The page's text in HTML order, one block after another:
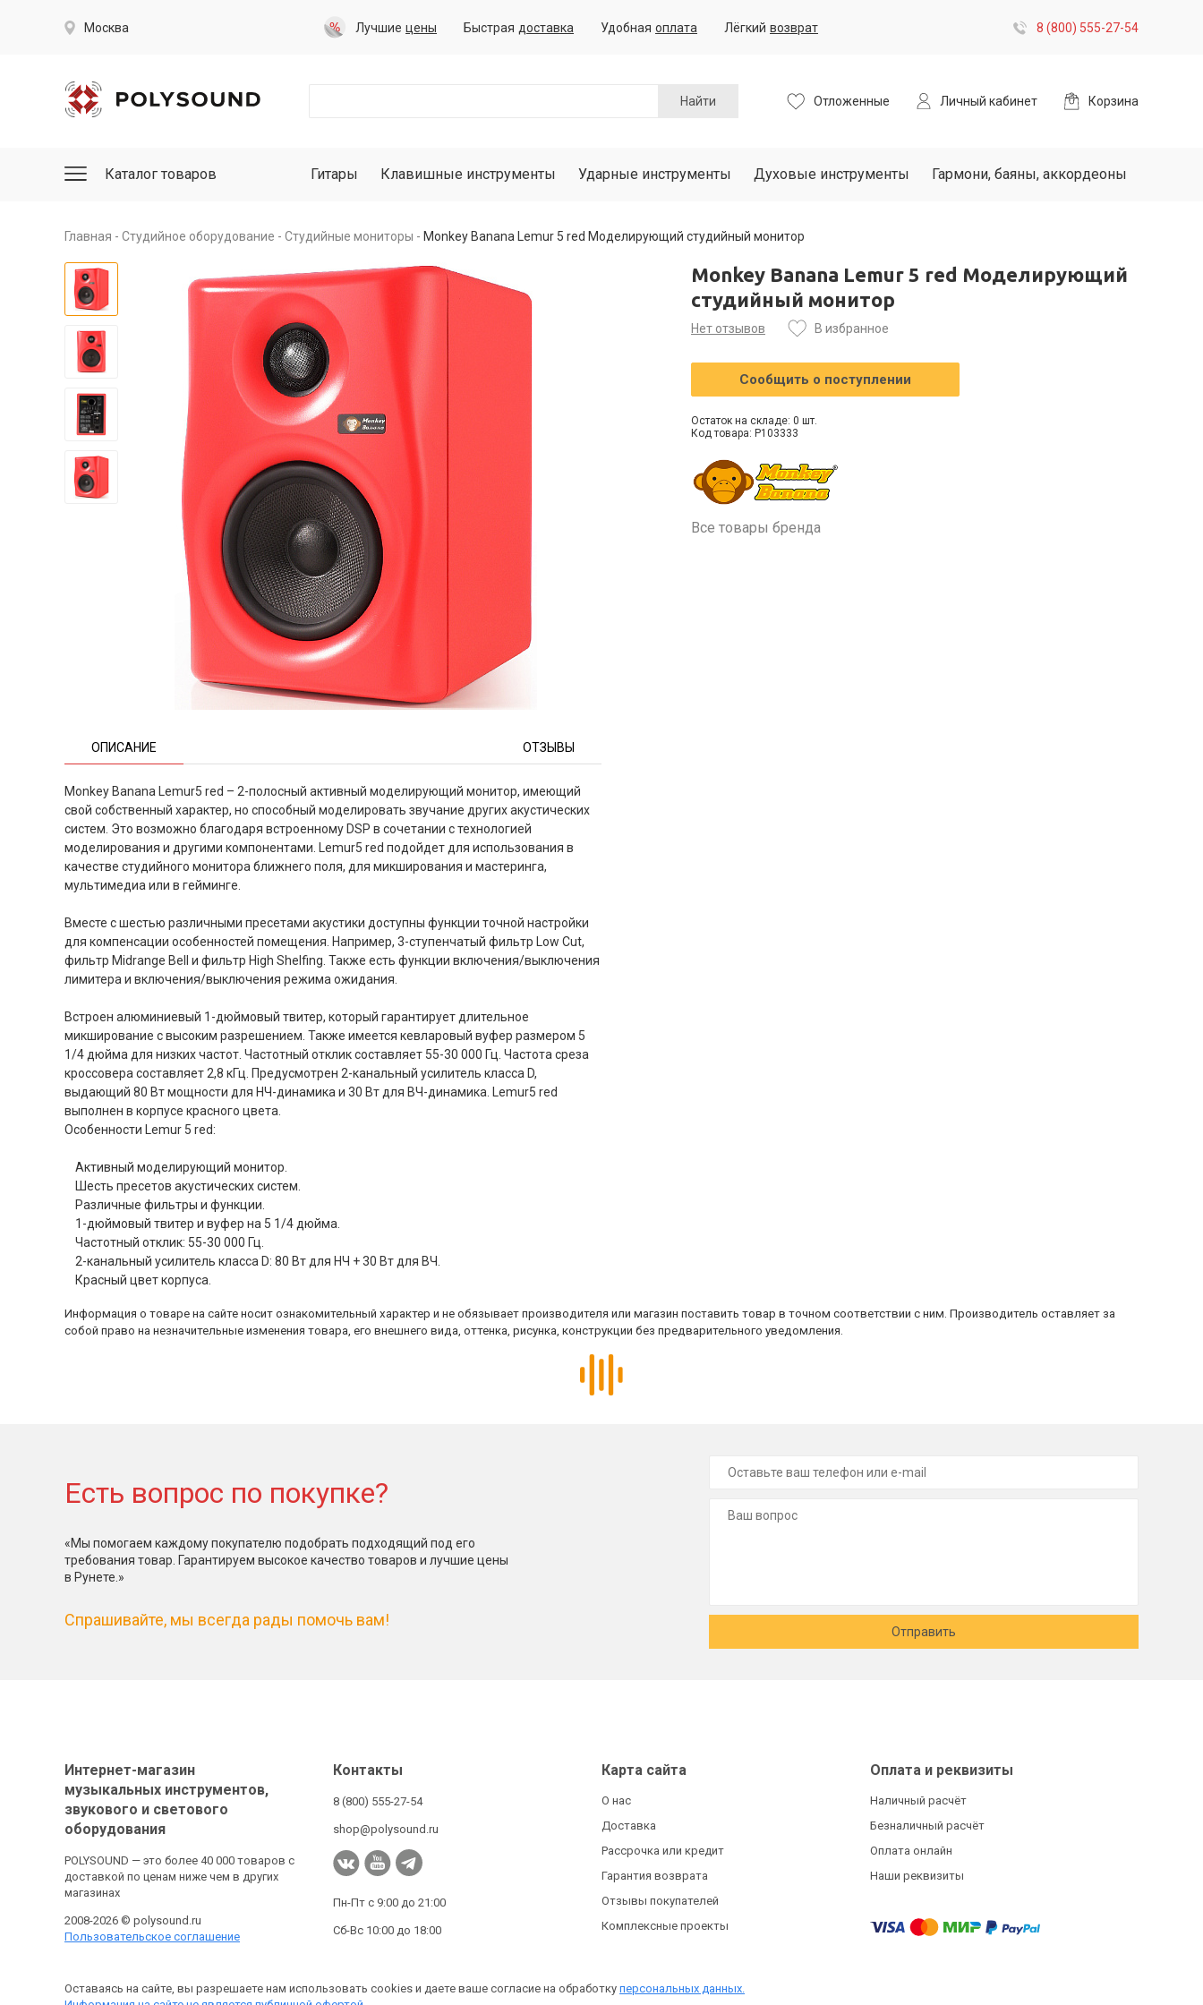
Москва Лучшие цены Быстрая доставка Удобная оплата Лёгкий возврат 8 (800) 555-27-54
Найти Отложенные Личный кабинет Корзина
Каталог товаров Гитары Клавишные инструменты Ударные инструменты Духовые инструменты Гармони, баяны, аккордеоны
Главная Студийное оборудование Студийные мониторы Monkey Banana Lemur 5 red Моделирующий студийный монитор
ОПИСАНИЕ ОТЗЫВЫ
Monkey Banana Lemur5 red – 2-полосный активный моделирующий монитор, имеющий
свой собственный характер, но способный моделировать звучание других акустических
систем. Это возможно благодаря встроенному DSP в сочетании с технологией
моделирования и другими компонентами. Lemur5 red подойдет для использования в
качестве студийного монитора ближнего поля, для микширования и мастеринга,
мультимедиа или в гейминге.
Вместе с шестью различными пресетами акустики доступны функции точной настройки
для компенсации особенностей помещения. Например, 3-ступенчатый фильтр Low Cut,
фильтр Midrange Bell и фильтр High Shelfing. Также есть функции включения/выключения
лимитера и включения/выключения режима ожидания.
Встроен алюминиевый 1-дюймовый твитер, который гарантирует длительное
микширование с высоким разрешением. Также имеется кевларовый вуфер размером 5
1/4 дюйма для низких частот. Частотный отклик составляет 55-30 000 Гц. Частота среза
кроссовера составляет 2,8 кГц. Предусмотрен 2-канальный усилитель класса D,
выдающий 80 Вт мощности для НЧ-динамика и 30 Вт для ВЧ-динамика. Lemur5 red
выполнен в корпусе красного цвета.
Особенности Lemur 5 red:
Активный моделирующий монитор.
Шесть пресетов акустических систем.
Различные фильтры и функции.
1-дюймовый твитер и вуфер на 5 1/4 дюйма.
Частотный отклик: 55-30 000 Гц.
2-канальный усилитель класса D: 80 Вт для НЧ + 30 Вт для ВЧ.
Красный цвет корпуса.
Monkey Banana Lemur 5 red Моделирующий
студийный монитор
Нет отзывов В избранное
Сообщить о поступлении
Остаток на складе: 0 шт.
Код товара: P103333
Все товары бренда
Информация о товаре на сайте носит ознакомительный характер и не обязывает производителя или магазин поставить товар в точном соответствии с ним. Производитель оставляет за
собой право на незначительные изменения товара, его внешнего вида, оттенка, рисунка, конструкции без предварительного уведомления.
Есть вопрос по покупке?
«Мы помогаем каждому покупателю подобрать подходящий под его
требования товар. Гарантируем высокое качество товаров и лучшие цены
в Рунете.»
Спрашивайте, мы всегда рады помочь вам!
Отправить
Интернет-магазин
музыкальных инструментов,
звукового и светового
оборудования
POLYSOUND — это более 40 000 товаров с
доставкой по ценам ниже чем в других
магазинах
2008-2026 © polysound.ru
Пользовательское соглашение
Контакты
8 (800) 555-27-54
shop@polysound.ru
Пн-Пт с 9:00 до 21:00
Сб-Вс 10:00 до 18:00
Карта сайта
О нас
Доставка
Рассрочка или кредит
Гарантия возврата
Отзывы покупателей
Комплексные проекты
Оплата и реквизиты
Наличный расчёт
Безналичный расчёт
Оплата онлайн
Наши реквизиты
Оставаясь на сайте, вы разрешаете нам использовать cookies и даете ваше согласие на обработку персональных данных.